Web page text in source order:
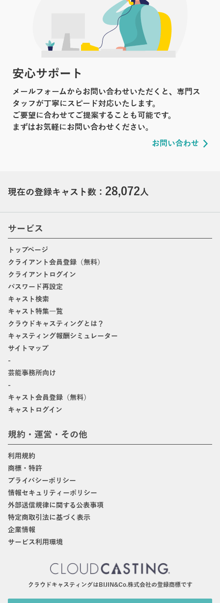
安心サポート
メールフォームからお問い合わせいただくと、専門ス
タッフが丁寧にスピード対応いたします。
ご要望に合わせてご提案することも可能です。
まずはお気軽にお問い合わせください。
お問い合わせ
現在の登録キャスト数： 28,072人
サービス
トップページ
クライアント会員登録（無料）
クライアントログイン
パスワード再設定
キャスト検索
キャスト特集一覧
クラウドキャスティングとは？
キャスティング報酬シミュレーター
サイトマップ
-
芸能事務所向け
-
キャスト会員登録（無料）
キャストログイン
規約・運営・その他
利用規約
商標・特許
プライバシーポリシー
情報セキュリティーポリシー
外部送信規律に関する公表事項
特定商取引法に基づく表示
企業情報
サービス利用環境
クラウドキャスティングはBIJIN&Co.株式会社の登録商標です